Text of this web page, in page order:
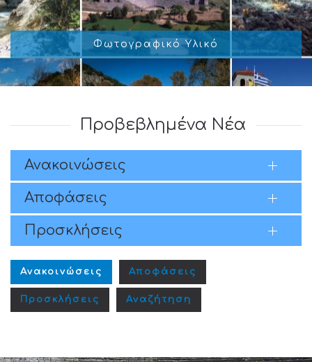
Φωτογραφικό Υλικό
Προβεβλημένα Νέα
Ανακοινώσεις
Αποφάσεις
Προσκλήσεις
Ανακοινώσεις Αποφάσεις
Προσκλήσεις Αναζήτηση